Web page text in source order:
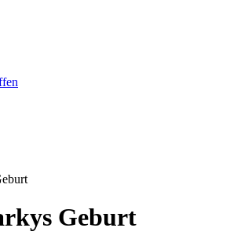
Geburt